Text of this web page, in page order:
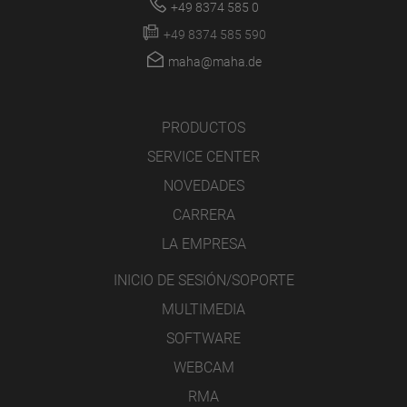
+49 8374 585 0
+49 8374 585 590
maha@maha.de
PRODUCTOS
SERVICE CENTER
NOVEDADES
CARRERA
LA EMPRESA
INICIO DE SESIÓN/SOPORTE
MULTIMEDIA
SOFTWARE
WEBCAM
RMA